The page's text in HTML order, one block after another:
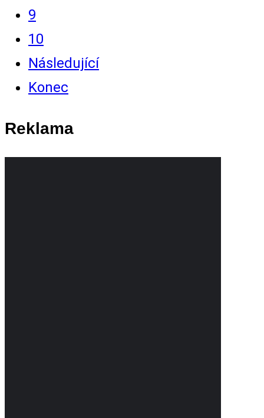
9
10
Následující
Konec
Reklama